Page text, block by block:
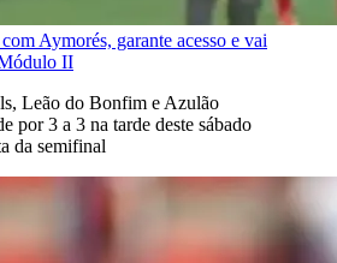
Aymorés, garante acesso e vai
II
Leão do Bonfim e Azulão
por 3 a 3 na tarde deste sábado
da semifinal